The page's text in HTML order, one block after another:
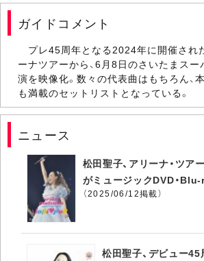
ガイドコメント
プレ45周年となる2024年に開催され
ーナツアーから、6月8日のさいたまス
演を映像化。数々の代表曲はもちろん、
も満載のセットリストとなっている。
ニュース
松田聖子、アリーナ・ツア
がミュージックDVD・
（2025/06/12掲載）
松田聖子、デビュー